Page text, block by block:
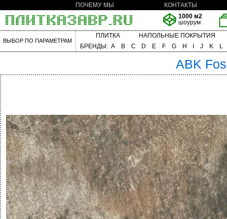
ПОЧЕМУ МЫ
КОНТАКТЫ
1000 м2
шоурум
ВЫБОР ПО ПАРАМЕТРАМ
ПЛИТКА
НАПОЛЬНЫЕ ПОКРЫТИЯ
БРЕНДЫ: A B C D E F G H J K L
ABK